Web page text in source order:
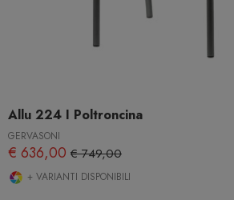
Allu 224 I Poltroncina
GERVASONI
€ 636,00 € 749,00
+ VARIANTI DISPONIBILI